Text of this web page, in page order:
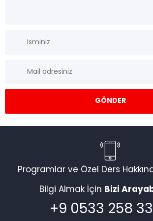
Programlar ve Özel Ders
Bilgi Almak İçin Bizi
+9 0533 258